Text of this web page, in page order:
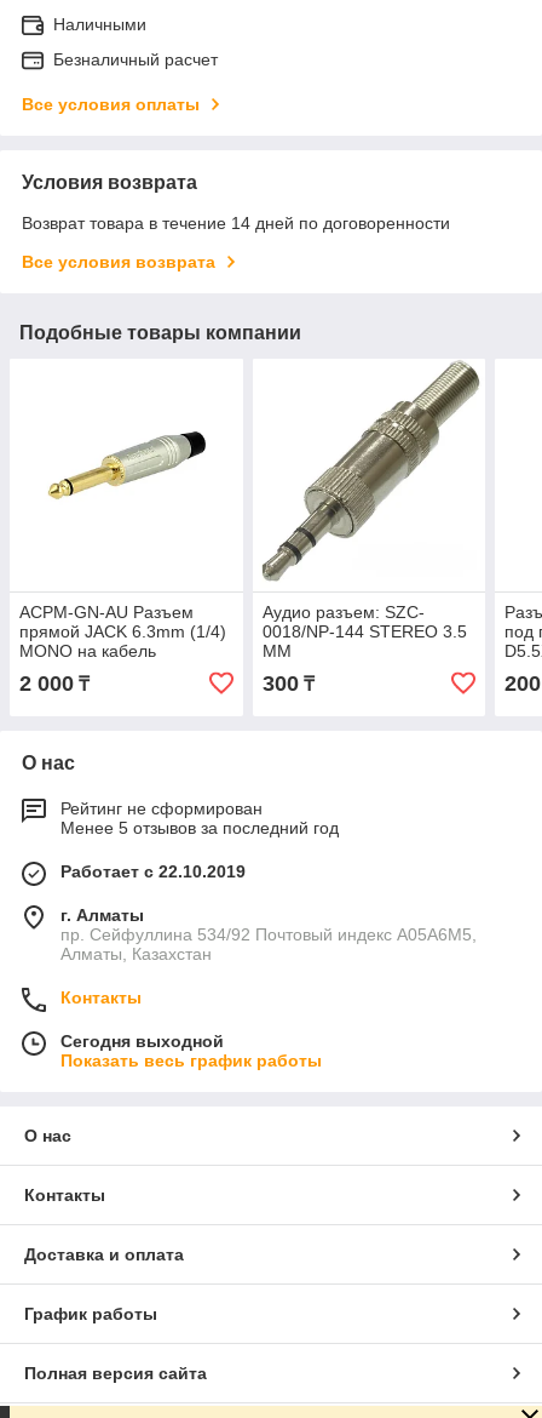
Наличными
Безналичный расчет
Все условия оплаты
Условия возврата
Возврат товара в течение 14 дней по договоренности
Все условия возврата
Подобные товары компании
ACPM-GN-AU Разъем
прямой JACK 6.3mm (1/4)
MONO на кабель
AMPHENOL
2 000 ₸
Aудио разъем: SZC-
0018/NP-144 STEREO 3.5
MM
300₸
под
200
О нас
Рейтинг не сформирован
Менее 5 отзывов за последний год
Работает с 22.10.2019
г. Алматы
пр. Сейфуллина 534/92 Почтовый индекс A05A6M5,
Алматы, Казахстан
Контакты
Сегодня выходной
Показать весь график работы
О нас
Контакты
Доставка и оплата
График работы
Полная версия сайта